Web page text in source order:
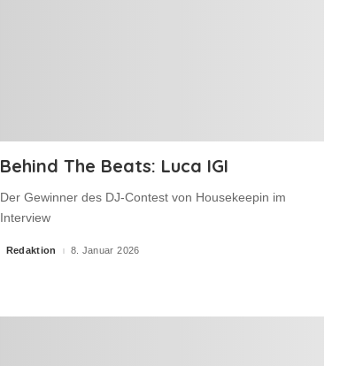
Behind The Beats: Luca IGI
Der Gewinner des DJ-Contest von Housekeepin im
Interview
Posted
Redaktion 8. Januar 2026